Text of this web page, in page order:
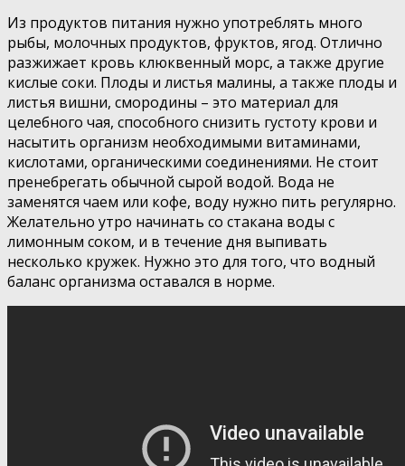
Из продуктов питания нужно употреблять много
рыбы, молочных продуктов, фруктов, ягод. Отлично
разжижает кровь клюквенный морс, а также другие
кислые соки. Плоды и листья малины, а также плоды и
листья вишни, смородины – это материал для
целебного чая, способного снизить густоту крови и
насытить организм необходимыми витаминами,
кислотами, органическими соединениями. Не стоит
пренебрегать обычной сырой водой. Вода не
заменятся чаем или кофе, воду нужно пить регулярно.
Желательно утро начинать со стакана воды с
лимонным соком, и в течение дня выпивать
несколько кружек. Нужно это для того, что водный
баланс организма оставался в норме.